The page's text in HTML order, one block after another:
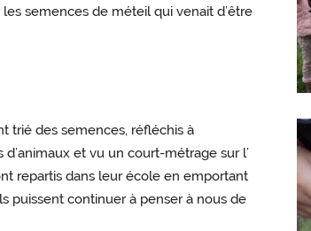
semences de méteil qui venait d’être
trié des semences, réfléchis à
et vu un court-métrage sur l’
repartis dans leur école en emportant
puissent continuer à penser à nous de